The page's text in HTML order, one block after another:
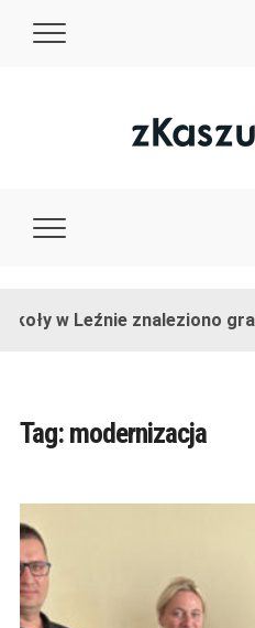
w Leźnie znaleziono granat!
Tag: modernizacja